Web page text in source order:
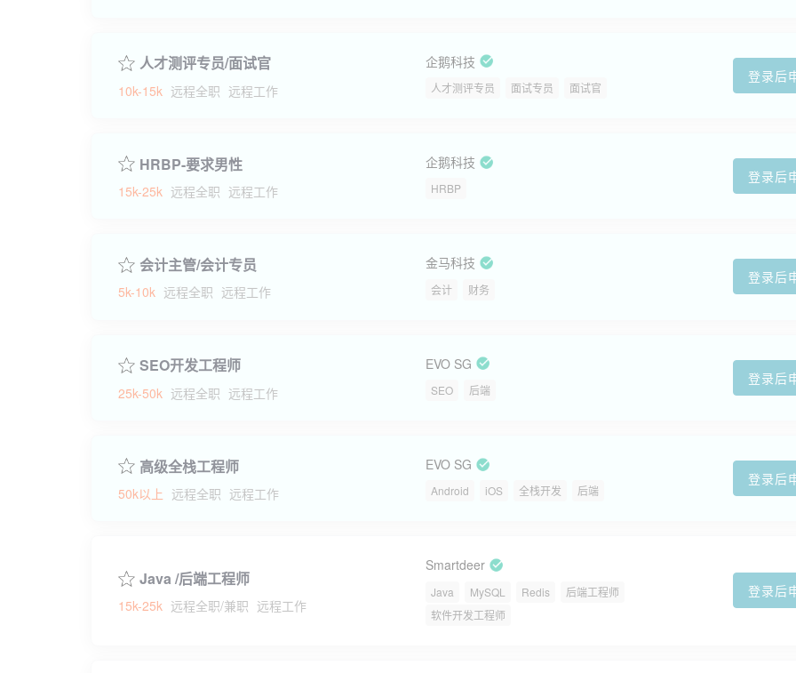
人才测评专员/面试官
10k-15k 远程全职 远程工作
企鹅科技
人才测评专员 面试专员 面试官
登录后
HRBP-要求男性
15k-25k 远程全职 远程工作
企鹅科技
HRBP
登录后
会计主管/会计专员
5k-10k 远程全职 远程工作
金马科技
会计 财务
登录后
SEO开发工程师
25k-50k 远程全职 远程工作
EVO SG
SEO 后端
登录后
高级全栈工程师
50k以上 远程全职 远程工作
EVO SG
Android iOS 全栈开发 后端
登录后
Java /后端工程师
15k-25k 远程全职/兼职 远程工作
Smartdeer
Java MySQL Redis
后端工程师
软件开发工程师
登录后